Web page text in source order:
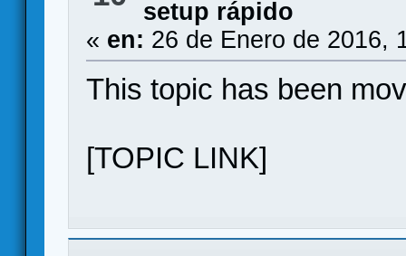
setup rápido
« en: 26 de Enero de 2016,
This topic has been
[TOPIC LINK]